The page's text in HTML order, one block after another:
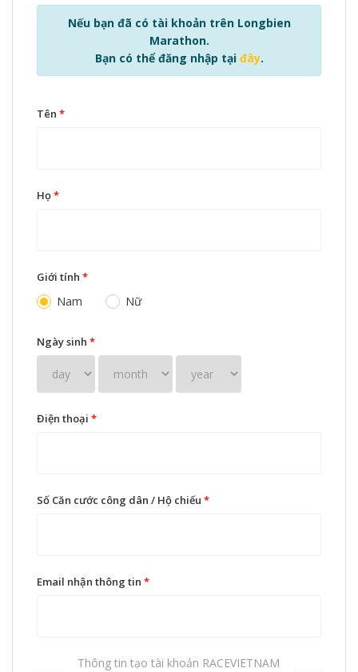
Nếu bạn đã có tài khoản trên Longbien
Marathon.
Bạn có thể đăng nhập tại đây.
Tên *
Họ*
Giới tính *
Nam Nữ
Ngày sinh *
Điện thoại *
Số Căn cước công dân / Hộ chiếu *
Email nhận thông tin *
Thông tin tạo tài khoản RACEVIETNAM